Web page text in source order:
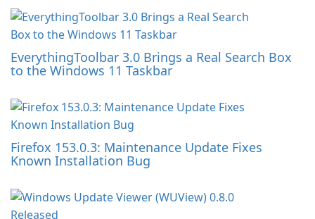
EverythingToolbar 3.0 Brings a Real Search Box
to the Windows 11 Taskbar
Firefox 153.0.3: Maintenance Update Fixes
Known Installation Bug